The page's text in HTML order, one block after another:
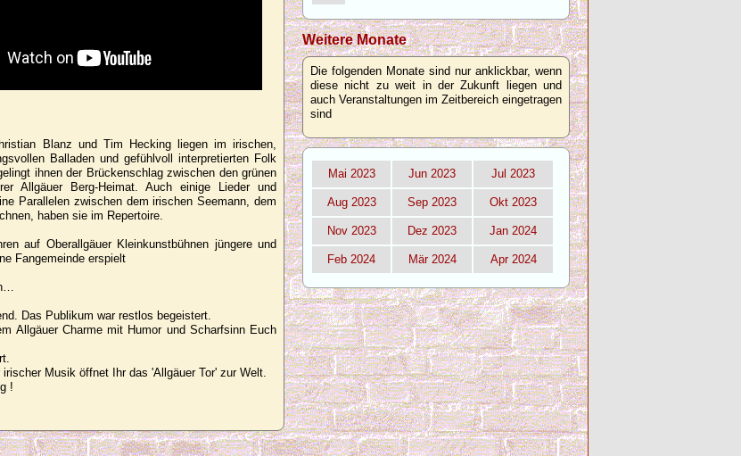
Blanz und Tim Hecking liegen im irischen,
Balladen und gefühlvoll interpretierten Folk
ihnen der Brückenschlag zwischen den grünen
Allgäuer Berg-Heimat. Auch einige Lieder und
Parallelen zwischen dem irischen Seemann, dem
haben sie im Repertoire.
auf Oberallgäuer Kleinkunstbühnen jüngere und
Fangemeinde erspielt
Das Publikum war restlos begeistert.
Allgäuer Charme mit Humor und Scharfsinn Euch
Musik öffnet Ihr das 'Allgäuer Tor' zur Welt.
!
Weitere Monate
Die folgenden Monate sind nur anklickbar, wenn
diese nicht zu weit in der Zukunft liegen und
auch Veranstaltungen im Zeitbereich eingetragen
sind
Mai 2023 Jun 2023 Jul 2023
Aug 2023 Sep 2023 Okt 2023
Nov 2023 Dez 2023 Jan 2024
Feb 2024 Mär 2024 Apr 2024